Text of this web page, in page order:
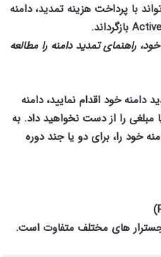
با پرداخت هزینه تمدید، دامنه
Active بازگرداند.
راهنمای تمدید دامنه را مطالعه
خود اقدام نمایید، دامنه
را از دست نخواهید داد. به
خود را، برای دو یا جند دوره
های مختلف متفاوت است.